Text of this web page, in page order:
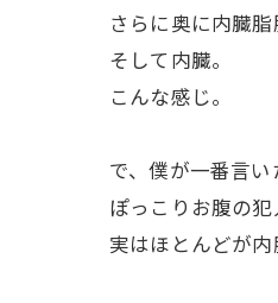
さらに奥に内臓脂
そして内臓。
こんな感じ。
で、僕が一番言い
ぽっこりお腹の犯
実はほとんどが内